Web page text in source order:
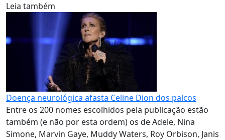
Leia também
Doença neurológica afasta Celine Dion dos palcos
Entre os 200 nomes escolhidos pela publicação estão
também (e não por esta ordem) os de Adele, Nina
Simone, Marvin Gaye, Muddy Waters, Roy Orbison, Janis